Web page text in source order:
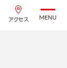
アクセス MENU